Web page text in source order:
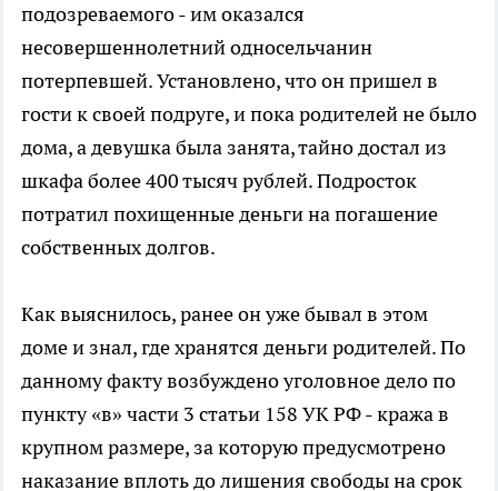
подозреваемого - им оказался
несовершеннолетний односельчанин
потерпевшей. Установлено, что он пришел в
гости к своей подруге, и пока родителей не было
дома, а девушка была занята, тайно достал из
шкафа более 400 тысяч рублей. Подросток
потратил похищенные деньги на погашение
собственных долгов.
Как выяснилось, ранее он уже бывал в этом
доме и знал, где хранятся деньги родителей. По
данному факту возбуждено уголовное дело по
пункту «в» части 3 статьи 158 УК РФ - кража в
крупном размере, за которую предусмотрено
наказание вплоть до лишения свободы на срок